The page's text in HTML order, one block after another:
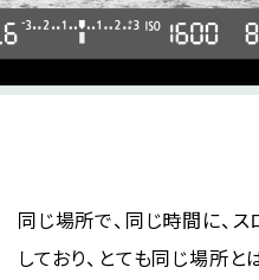
同じ場所で、同じ時間に、
しており、とても同じ場所